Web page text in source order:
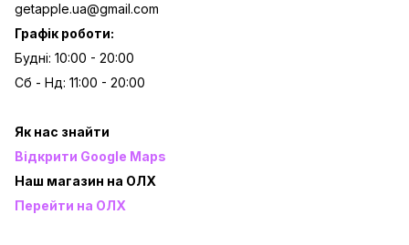
getapple.ua@gmail.com
Графік роботи:
Будні: 10:00 - 20:00
Сб - Нд: 11:00 - 20:00
Як нас знайти
Відкрити Google Maps
Наш магазин на ОЛХ
Перейти на ОЛХ